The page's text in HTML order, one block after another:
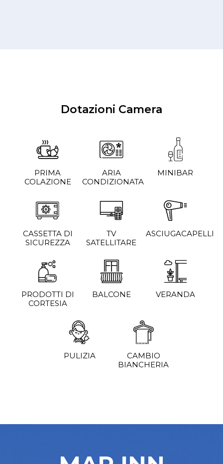
Dotazioni Camera
PRIMA
COLAZIONE
ARIA
CONDIZIONATA
MINIBAR
CASSETTA DI
SICUREZZA
TV
SATELLITARE
ASCIUGACAPELLI
PRODOTTI DI
CORTESIA
BALCONE VERANDA
PULIZIA
CAMBIO
BIANCHERIA